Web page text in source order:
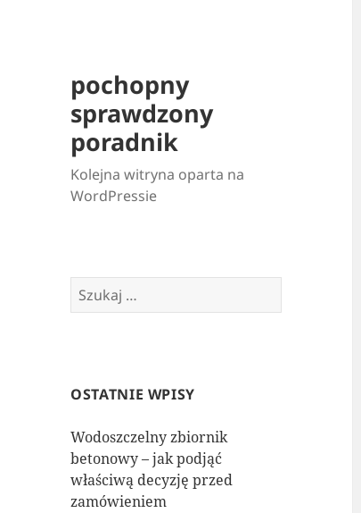
pochopny
sprawdzony
poradnik
Kolejna witryna oparta na
WordPressie
Szukaj:
OSTATNIE WPISY
Wodoszczelny zbiornik
betonowy – jak podjąć
właściwą decyzję przed
zamówieniem